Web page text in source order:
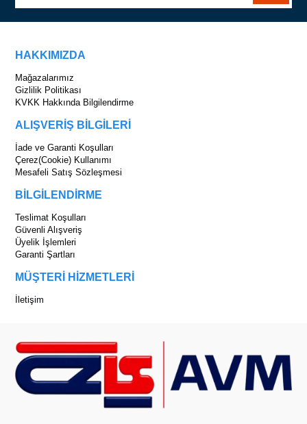
HAKKIMIZDA
Mağazalarımız
Gizlilik Politikası
KVKK Hakkında Bilgilendirme
ALIŞVERİŞ BİLGİLERİ
İade ve Garanti Koşulları
Çerez(Cookie) Kullanımı
Mesafeli Satış Sözleşmesi
BİLGİLENDİRME
Teslimat Koşulları
Güvenli Alışveriş
Üyelik İşlemleri
Garanti Şartları
MÜŞTERİ HİZMETLERİ
İletişim